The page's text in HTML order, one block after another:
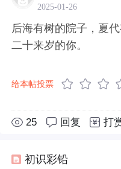
2025-01-26
后海有树的院子，夏
二十来岁的你。
给本帖投票
25 回复 打
初识彩铅